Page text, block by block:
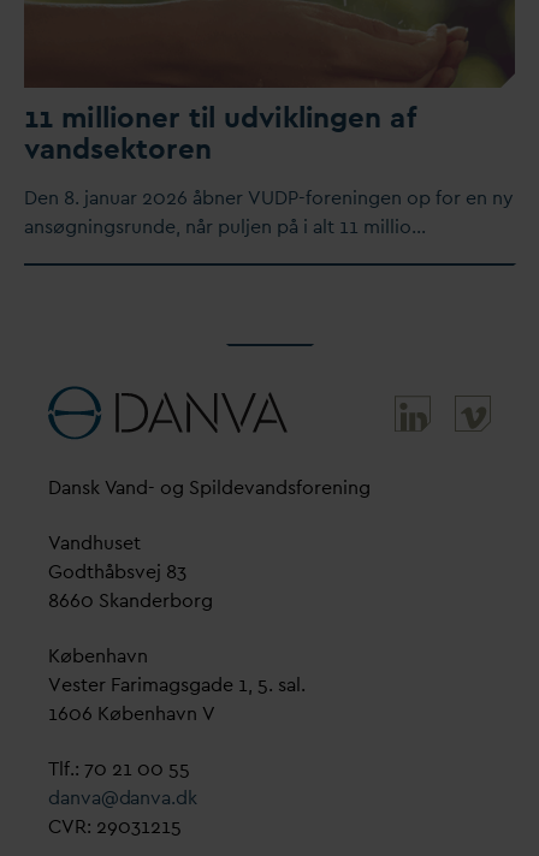
11 millioner til udviklingen af
vandsektoren
Den 8. januar 2026 åbner VUDP-foreningen op for en ny
ansøgningsrunde, når puljen på i alt 11 millio…
Dansk Vand- og Spildevandsforening
Vandhuset
Godthåbsvej 83
8660 Skanderborg
København
Vester Farimagsgade 1, 5. sal.
1606 København V
Tlf.: 70 21 00 55
danva@danva.dk
CVR: 29031215